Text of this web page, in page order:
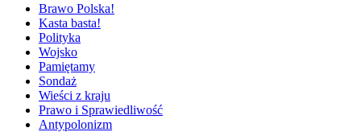
Brawo Polska!
Kasta basta!
Polityka
Wojsko
Pamiętamy
Sondaż
Wieści z kraju
Prawo i Sprawiedliwość
Antypolonizm